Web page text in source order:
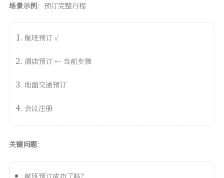
场景示例：预订完整行程
航班预订 ✓
酒店预订 ← 当前步骤
地面交通预订
会议注册
关键问题：